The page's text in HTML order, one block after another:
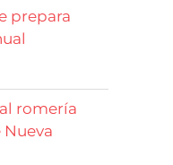
prepara